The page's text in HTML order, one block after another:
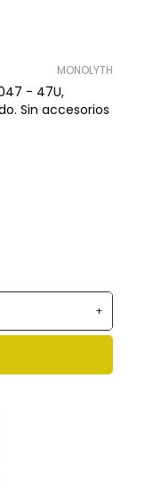
MONOLYTH
- 47U,
Sin accesorios
+